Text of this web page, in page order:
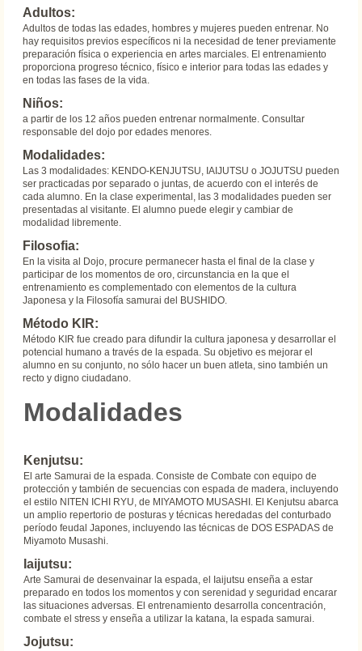
Adultos:
Adultos de todas las edades, hombres y mujeres pueden entrenar. No
hay requisitos previos específicos ni la necesidad de tener previamente
preparación física o experiencia en artes marciales. El entrenamiento
proporciona progreso técnico, físico e interior para todas las edades y
en todas las fases de la vida.
Niños:
a partir de los 12 años pueden entrenar normalmente. Consultar
responsable del dojo por edades menores.
Modalidades:
Las 3 modalidades: KENDO-KENJUTSU, IAIJUTSU o JOJUTSU pueden
ser practicadas por separado o juntas, de acuerdo con el interés de
cada alumno. En la clase experimental, las 3 modalidades pueden ser
presentadas al visitante. El alumno puede elegir y cambiar de
modalidad libremente.
Filosofia:
En la visita al Dojo, procure permanecer hasta el final de la clase y
participar de los momentos de oro, circunstancia en la que el
entrenamiento es complementado con elementos de la cultura
Japonesa y la Filosofía samurai del BUSHIDO.
Método KIR:
Método KIR fue creado para difundir la cultura japonesa y desarrollar el
potencial humano a través de la espada. Su objetivo es mejorar el
alumno en su conjunto, no sólo hacer un buen atleta, sino también un
recto y digno ciudadano.
Modalidades
Kenjutsu:
El arte Samurai de la espada. Consiste de Combate con equipo de
protección y también de secuencias con espada de madera, incluyendo
el estilo NITEN ICHI RYU, de MIYAMOTO MUSASHI. El Kenjutsu abarca
un amplio repertorio de posturas y técnicas heredadas del conturbado
período feudal Japones, incluyendo las técnicas de DOS ESPADAS de
Miyamoto Musashi.
Iaijutsu:
Arte Samurai de desenvainar la espada, el Iaijutsu enseña a estar
preparado en todos los momentos y con serenidad y seguridad encarar
las situaciones adversas. El entrenamiento desarrolla concentración,
combate el stress y enseña a utilizar la katana, la espada samurai.
Jojutsu: